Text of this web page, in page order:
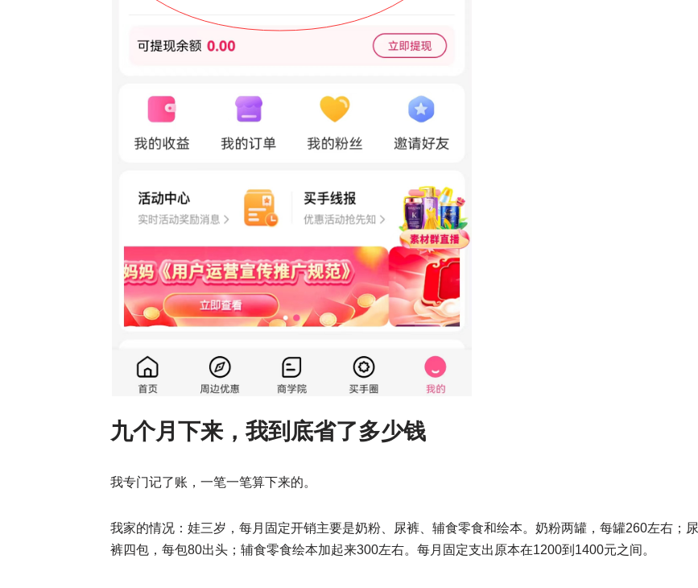
九个月下来，我到底省了多少钱
我专门记了账，一笔一笔算下来的。
我家的情况：娃三岁，每月固定开销主要是奶粉、尿裤、辅食零食和绘本。奶粉两罐，每罐260左右；尿
裤四包，每包80出头；辅食零食绘本加起来300左右。每月固定支出原本在1200到1400元之间。